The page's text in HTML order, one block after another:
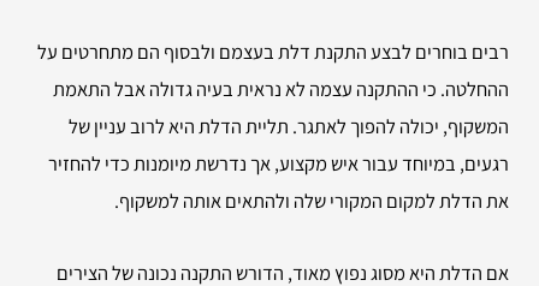
רבים בוחרים לבצע התקנת דלת בעצמם ולבסוף הם מתחרטים על
ההחלטה. כי ההתקנה עצמה לא נראית בעיה גדולה אבל התאמת
המשקוף, יכולה להפוך לאתגר. תליית הדלת היא לרוב עניין של
רגעים, במיוחד עבור איש מקצוע, אך נדרשת מיומנות כדי להחזיר
את הדלת למקום המקורי שלה ולהתאים אותה למשקוף.
אם הדלת היא מסוג נפוץ מאוד, הדורש התקנה נכונה של הצירים